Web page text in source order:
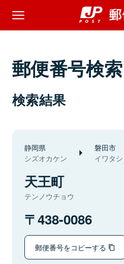
郵便番号検索
検索結果
静岡県
シズオカケン
磐田市
イワタシ
天王町
テンノウチョウ
438-0086
郵便番号をコピーする